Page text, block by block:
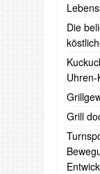
Die
Grill